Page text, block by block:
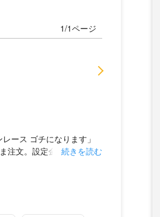
1/1ページ
ース ゴチになります」
注文。設定金額か...続きを読む